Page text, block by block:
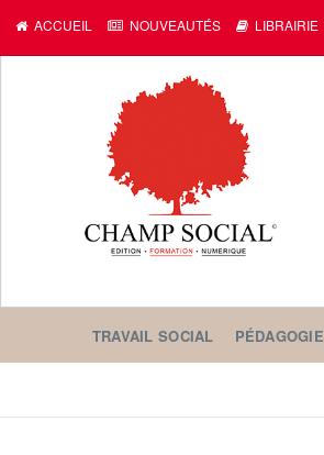
ACCUEIL NOUVEAUTÉS LIBRAIRIE
TRAVAIL SOCIAL PÉDAGOGIE